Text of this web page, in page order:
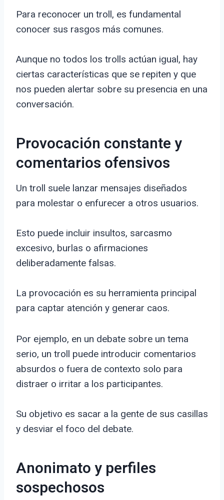
Para reconocer un troll, es fundamental
conocer sus rasgos más comunes.
Aunque no todos los trolls actúan igual, hay
ciertas características que se repiten y que
nos pueden alertar sobre su presencia en una
conversación.
Provocación constante y
comentarios ofensivos
Un troll suele lanzar mensajes diseñados
para molestar o enfurecer a otros usuarios.
Esto puede incluir insultos, sarcasmo
excesivo, burlas o afirmaciones
deliberadamente falsas.
La provocación es su herramienta principal
para captar atención y generar caos.
Por ejemplo, en un debate sobre un tema
serio, un troll puede introducir comentarios
absurdos o fuera de contexto solo para
distraer o irritar a los participantes.
Su objetivo es sacar a la gente de sus casillas
y desviar el foco del debate.
Anonimato y perfiles
sospechosos